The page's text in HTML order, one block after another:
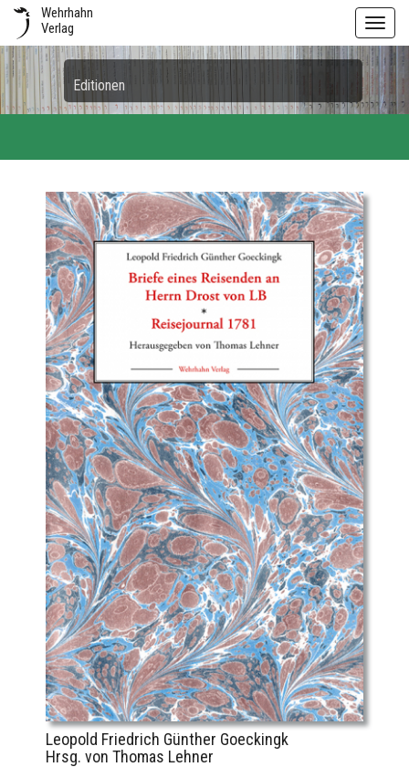
Wehrhahn
Verlag
Editionen
Leopold Friedrich Günther Goeckingk
Hrsg. von Thomas Lehner